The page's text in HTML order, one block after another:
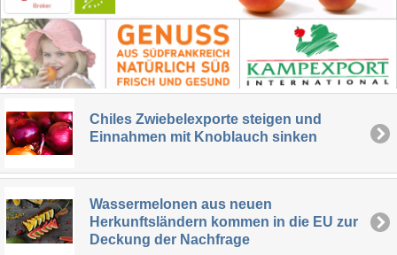
Chiles Zwiebelexporte steigen und
Einnahmen mit Knoblauch sinken
Wassermelonen aus neuen
Herkunftsländern kommen in die EU zur
Deckung der Nachfrage